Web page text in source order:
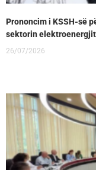
Prononcim i KSSH-së
sektorin
26/07/2026